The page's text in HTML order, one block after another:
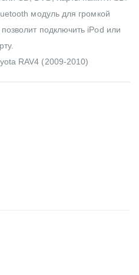
модуль для громкой
подключить iPod или
RAV4 (2009-2010)